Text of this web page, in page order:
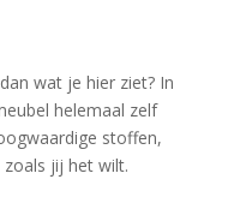
wat je hier ziet? In
helemaal zelf
stoffen,
jij het wilt.